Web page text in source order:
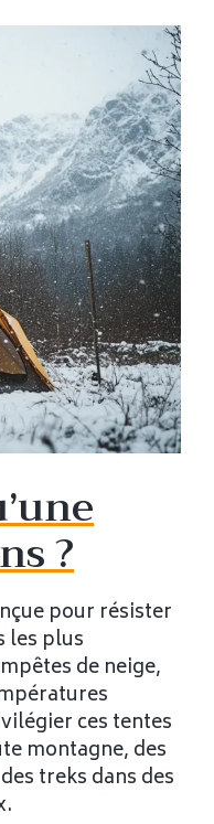
?
pour résister
les plus
de neige,
ces tentes
montagne, des
treks dans des